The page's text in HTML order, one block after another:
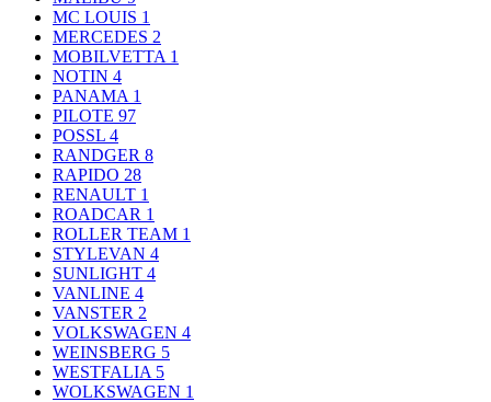
MC LOUIS 1
MERCEDES 2
MOBILVETTA 1
NOTIN 4
PANAMA 1
PILOTE 97
POSSL 4
RANDGER 8
RAPIDO 28
RENAULT 1
ROADCAR 1
ROLLER TEAM 1
STYLEVAN 4
SUNLIGHT 4
VANLINE 4
VANSTER 2
VOLKSWAGEN 4
WEINSBERG 5
WESTFALIA 5
WOLKSWAGEN 1